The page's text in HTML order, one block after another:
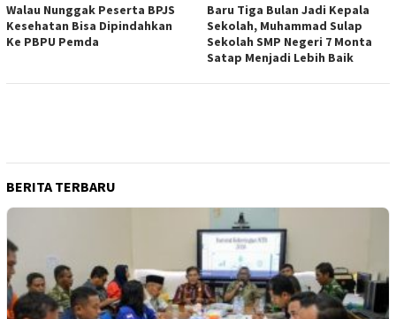
Walau Nunggak Peserta BPJS
Kesehatan Bisa Dipindahkan
Ke PBPU Pemda
Baru Tiga Bulan Jadi Kepala
Sekolah, Muhammad Sulap
Sekolah SMP Negeri 7 Monta
Satap Menjadi Lebih Baik
BERITA TERBARU